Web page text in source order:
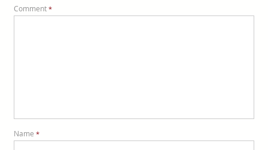
Comment *
Name *